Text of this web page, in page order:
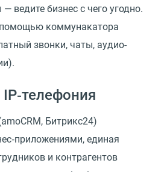
ведите бизнес с чего угодно.
помощью коммунaкатора
звонки, чаты, аудио-
Битрикс24)
единая
и контрагентов